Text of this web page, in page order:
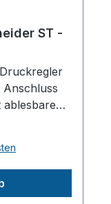
ST -
Anschluss
ablesbarem
an den